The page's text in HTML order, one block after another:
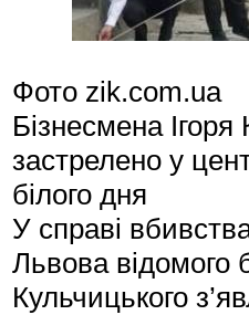
Фото zik.com.ua
Бізнесмена
застрелено у
білого дня
У справі
Львова відомого
Кульчицького